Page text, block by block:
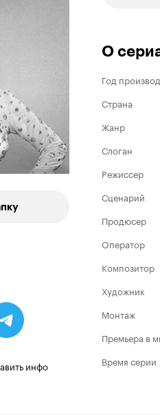
инфо
О
Год
Страна
Жанр
Слоган
Режиссер
Сценарий
Продюсер
Оператор
Композитор
Художник
Монтаж
Премьера в
Время серии